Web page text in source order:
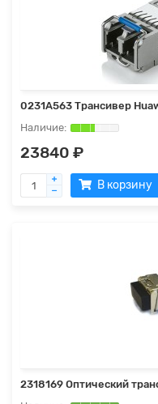
0231A563 Трансивер
23840 ₽
В корзину
2318169 Оптический